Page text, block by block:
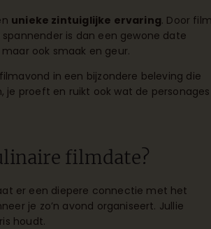
unieke zintuiglijke ervaring. Door film
is dan een gewone date
ook smaak en geur.
in een bijzondere beleving die
je proeft en ruikt ook wat de personages
filmdate?
er een diepere connectie met het
je zo’n avond organiseert. Jullie
houdt.